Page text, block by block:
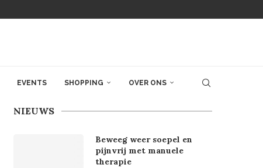
EVENTS SHOPPING OVER ONS
NIEUWS
Beweeg weer soepel en
pijnvrij met manuele
therapie